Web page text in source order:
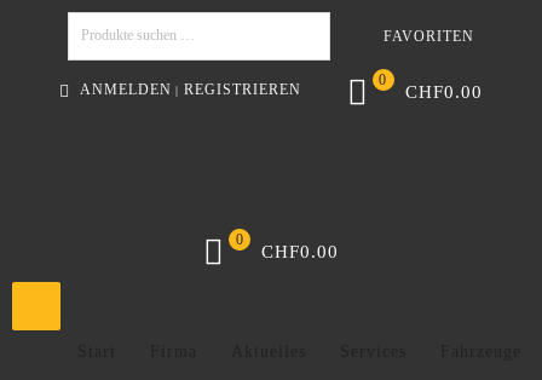
FAVORITEN
ANMELDEN | REGISTRIEREN CHF0.00
0
CHF0.00
0